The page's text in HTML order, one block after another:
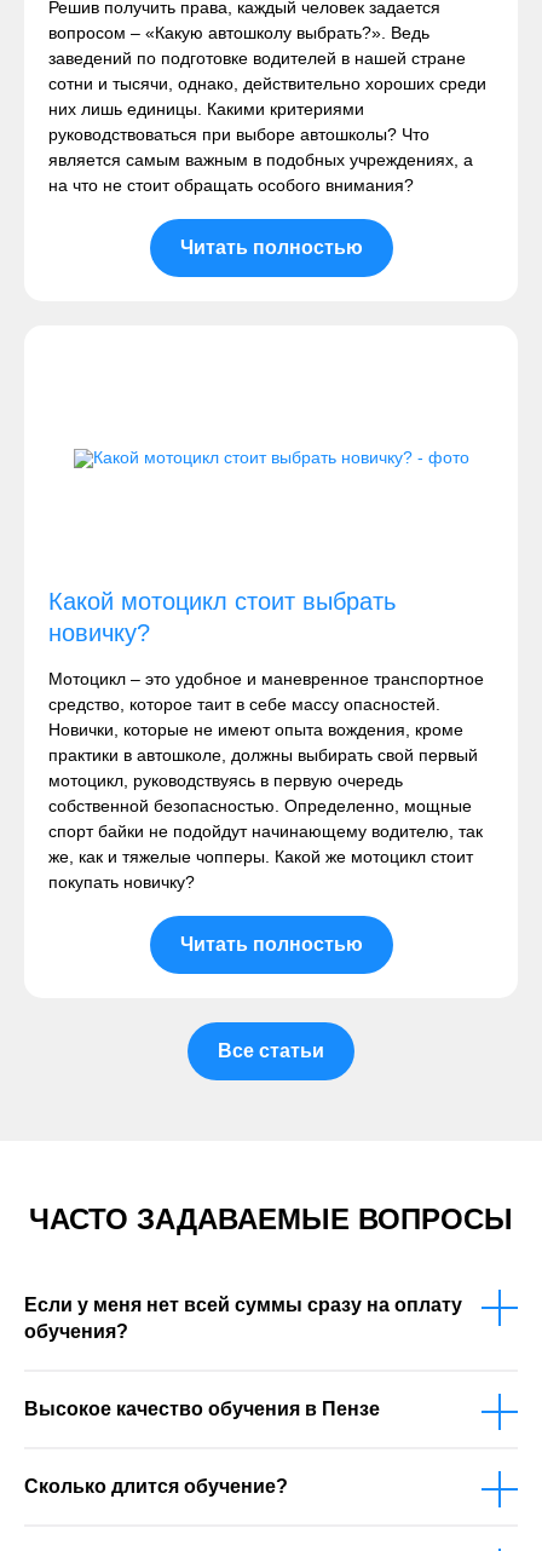
Решив получить права, каждый человек задается
вопросом – «Какую автошколу выбрать?». Ведь
заведений по подготовке водителей в нашей стране
сотни и тысячи, однако, действительно хороших среди
них лишь единицы. Какими критериями
руководствоваться при выборе автошколы? Что
является самым важным в подобных учреждениях, а
на что не стоит обращать особого внимания?
Читать полностью
Какой мотоцикл стоит выбрать
новичку?
Мотоцикл – это удобное и маневренное транспортное
средство, которое таит в себе массу опасностей.
Новички, которые не имеют опыта вождения, кроме
практики в автошколе, должны выбирать свой первый
мотоцикл, руководствуясь в первую очередь
собственной безопасностью. Определенно, мощные
спорт байки не подойдут начинающему водителю, так
же, как и тяжелые чопперы. Какой же мотоцикл стоит
покупать новичку?
Читать полностью
Все статьи
ЧАСТО ЗАДАВАЕМЫЕ ВОПРОСЫ
Если у меня нет всей суммы сразу на оплату
обучения?
Высокое качество обучения в Пензе
Сколько длится обучение?